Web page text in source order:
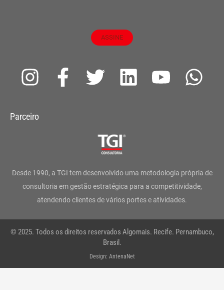
ASSINE
I
s
g
r
a
m
F
a
o
o
k
-
T
t
e
r
L
d
i
n
Y
b
e
W
a
p
Parceiro
Desde 1990, a TGI tem desenvolvido uma metodologia própria de
consultoria em gestão estratégica para a competitividade,
atendendo clientes de vários portes e atividades.
© 2025. Todos os direitos reservados Algomais. Recife. Pernambuco,
Brasil.
Design: AntenaNet